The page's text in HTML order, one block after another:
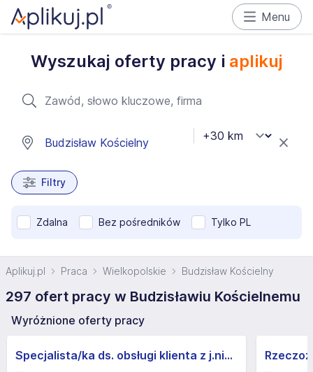
Menu
Wyszukaj oferty pracy i aplikuj
Filtry
Zdalna Bez pośredników Tylko PL
Aplikuj.pl Praca Wielkopolskie Budzisław Kościelny
297 ofert pracy w Budzisławiu Kościelnemu
Wyróżnione oferty pracy
Specjalista/ka ds. obsługi klienta z j.niemieckim